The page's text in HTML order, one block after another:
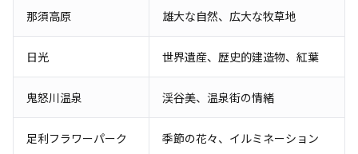
那須高原 雄大な自然、広大な牧草地
日光 世界遺産、歴史的建造物、紅葉
鬼怒川温泉 渓谷美、温泉街の情緒
足利フラワーパーク 季節の花々、イルミネーション